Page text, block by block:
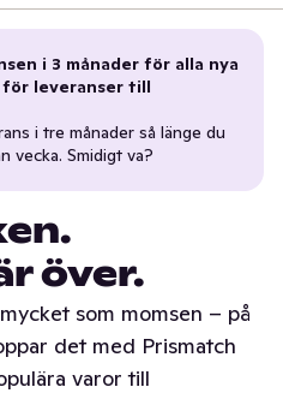
i 3 månader för alla nya
leveranser till
i tre månader så länge du
vecka. Smidigt va?
över.
som momsen – på
det med Prismatch
varor till